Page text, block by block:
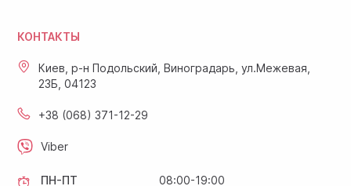
КОНТАКТЫ
Киев, р-н Подольский, Виноградарь, ул.Межевая,
23Б, 04123
+38 (068) 371-12-29
Viber
ПН-ПТ
08:00-19:00